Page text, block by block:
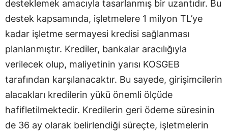
desteklemek amacıyla tasarlanmış bir uzantıdır. Bu
destek kapsamında, işletmelere 1 milyon TL’ye
kadar işletme sermayesi kredisi sağlanması
planlanmıştır. Krediler, bankalar aracılığıyla
verilecek olup, maliyetinin yarısı KOSGEB
tarafından karşılanacaktır. Bu sayede, girişimcilerin
alacakları kredilerin yükü önemli ölçüde
hafifletilmektedir. Kredilerin geri ödeme süresinin
de 36 ay olarak belirlendiği süreçte, işletmelerin